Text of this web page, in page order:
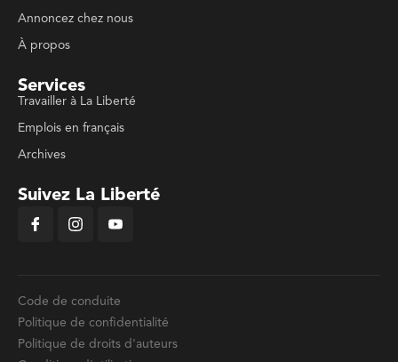
Annoncez chez nous
À propos
Services
Travailler à La Liberté
Emplois en français
Archives
Suivez La Liberté
Code de conduite
Politique de confidentialité
Politique de droits d'auteurs